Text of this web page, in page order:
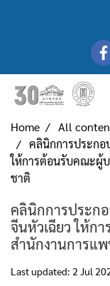
Home All
คลินิกการประกอ
ให้การต้อนรับคณะผู้
ชาติ
คลินิกการประก
จีนหัวเฉียว ให้ก
สำนักงานการแ
Last updated: 2 Jul